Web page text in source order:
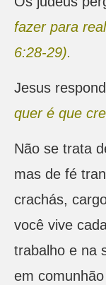
fazer para
6:28-29).
Jesus
quer é que
Não se trata
mas de fé
crachás,
você vive
trabalho e na
em